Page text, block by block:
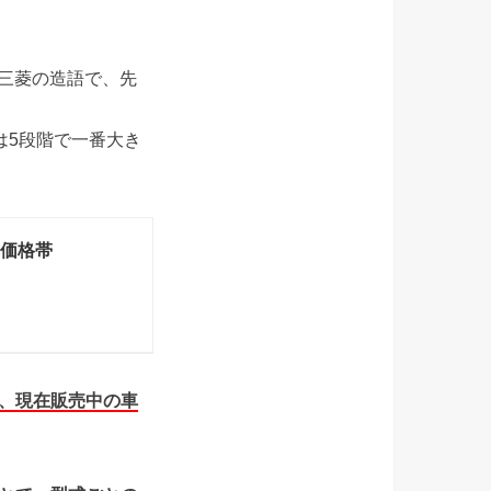
菱の造語で、先
5段階で一番大き
格帯
現在販売中の車